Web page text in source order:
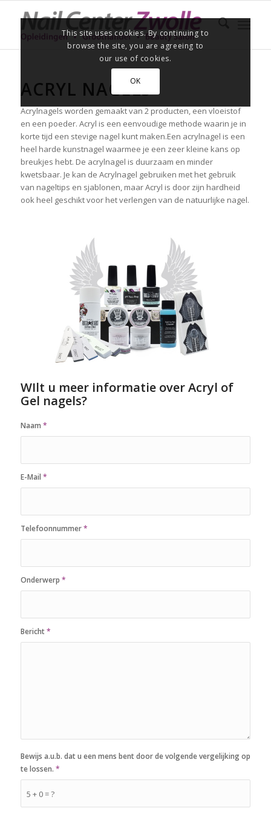
ACRYL NAGELS
Acrylnagels worden gemaakt van 2 producten, een vloeistof
en een poeder. Acryl is een eenvoudige methode waarin je in
korte tijd een stevige nagel kunt maken.Een acrylnagel is een
heel harde kunstnagel waarmee je een zeer kleine kans op
breukjes hebt. De acrylnagel is duurzaam en minder
kwetsbaar. Je kan de Acrylnagel gebruiken met het gebruik
van nageltips en sjablonen, maar Acryl is door zijn hardheid
ook heel geschikt voor het verlengen van de natuurlijke nagel.
WIlt u meer informatie over Acryl of
Gel nagels?
Naam *
E-Mail *
Telefoonnummer*
Onderwerp *
Bericht*
5 + 0 = ?
Bewijs a.u.b. dat u een mens bent door de volgende vergelijking op
te lossen. *
This site uses cookies. By continuing to
browse the site, you are agreeing to
our use of cookies.
OK